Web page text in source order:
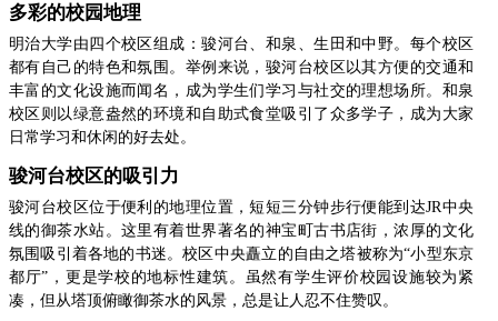
多彩的校园地理
明治大学由四个校区组成：骏河台、和泉、生田和中野。每个校区
都有自己的特色和氛围。举例来说，骏河台校区以其方便的交通和
丰富的文化设施而闻名，成为学生们学习与社交的理想场所。和泉
校区则以绿意盎然的环境和自助式食堂吸引了众多学子，成为大家
日常学习和休闲的好去处。
骏河台校区的吸引力
骏河台校区位于便利的地理位置，短短三分钟步行便能到达JR中央
线的御茶水站。这里有着世界著名的神宝町古书店街，浓厚的文化
氛围吸引着各地的书迷。校区中央矗立的自由之塔被称为“小型东京
都厅”，更是学校的地标性建筑。虽然有学生评价校园设施较为紧
凑，但从塔顶俯瞰御茶水的风景，总是让人忍不住赞叹。